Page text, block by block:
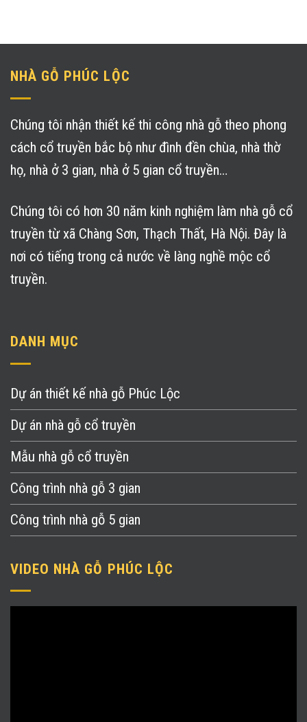
NHÀ GỖ PHÚC LỘC
Chúng tôi nhận thiết kế thi công nhà gỗ theo phong
cách cổ truyền bắc bộ như đình đền chùa, nhà thờ
họ, nhà ở 3 gian, nhà ở 5 gian cổ truyền…
Chúng tôi có hơn 30 năm kinh nghiệm làm nhà gỗ cổ
truyền từ xã Chàng Sơn, Thạch Thất, Hà Nội. Đây là
nơi có tiếng trong cả nước về làng nghề mộc cổ
truyền.
DANH MỤC
Dự án thiết kế nhà gỗ Phúc Lộc
Dự án nhà gỗ cổ truyền
Mẫu nhà gỗ cổ truyền
Công trình nhà gỗ 3 gian
Công trình nhà gỗ 5 gian
VIDEO NHÀ GỖ PHÚC LỘC